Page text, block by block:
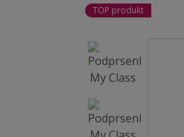
TOP produkt